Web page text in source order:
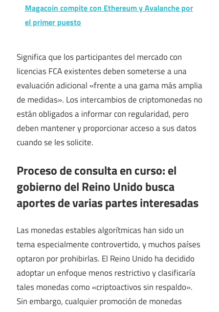
Magacoin compite con Ethereum y Avalanche por
el primer puesto
Significa que los participantes del mercado con
licencias FCA existentes deben someterse a una
evaluación adicional «frente a una gama más amplia
de medidas». Los intercambios de criptomonedas no
están obligados a informar con regularidad, pero
deben mantener y proporcionar acceso a sus datos
cuando se les solicite.
Proceso de consulta en curso: el
gobierno del Reino Unido busca
aportes de varias partes interesadas
Las monedas estables algorítmicas han sido un
tema especialmente controvertido, y muchos países
optaron por prohibirlas. El Reino Unido ha decidido
adoptar un enfoque menos restrictivo y clasificaría
tales monedas como «criptoactivos sin respaldo».
Sin embargo, cualquier promoción de monedas